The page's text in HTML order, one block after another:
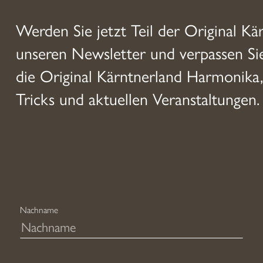
Werden Sie jetzt Teil der Original
unseren Newsletter und verpassen
die Original Kärntnerland
Tricks und aktuellen Veranstaltungen.
Nachname